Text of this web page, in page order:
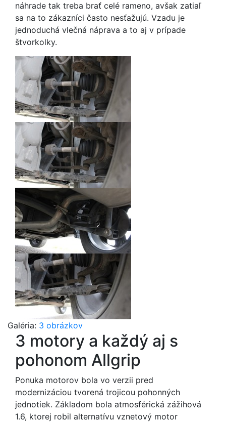
náhrade tak treba brať celé rameno, avšak zatiaľ
sa na to zákazníci často nesťažujú. Vzadu je
jednoduchá vlečná náprava a to aj v prípade
štvorkolky.
Galéria: 3 obrázkov
3 motory a každý aj s
pohonom Allgrip
Ponuka motorov bola vo verzii pred
modernizáciou tvorená trojicou pohonných
jednotiek. Základom bola atmosférická zážihová
1.6, ktorej robil alternatívu vznetový motor